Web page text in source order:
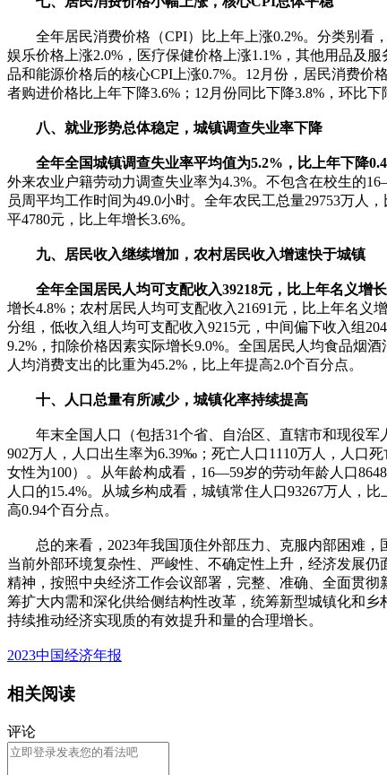
全年居民消费价格（CPI）比上年上涨0.2%。分类别看，
娱乐价格上涨2.0%，医疗保健价格上涨1.1%，其他用品及
品和能源价格后的核心CPI上涨0.7%。12月份，居民消费价
者购进价格比上年下降3.6%；12月份同比下降3.8%，环比下
八、就业形势总体稳定，城镇调查失业率下降
全年全国城镇调查失业率平均值为5.2%，比上年下降0.4
外来农业户籍劳动力调查失业率为4.3%。不包含在校生的
员周平均工作时间为49.0小时。全年农民工总量29753万人
平4780元，比上年增长3.6%。
九、居民收入继续增加，农村居民收入增速快于城镇
全年全国居民人均可支配收入39218元，比上年名义增
增长4.8%；农村居民人均可支配收入21691元，比上年名义
分组，低收入组人均可支配收入9215元，中间偏下收入组
9.2%，扣除价格因素实际增长9.0%。全国居民人均食品烟
人均消费支出的比重为45.2%，比上年提高2.0个百分点。
十、人口总量有所减少，城镇化率持续提高
年末全国人口（包括31个省、自治区、直辖市和现役军
902万人，人口出生率为6.39‰；死亡人口1110万人，人口
女性为100）。从年龄构成看，16—59岁的劳动年龄人口
人口的15.4%。从城乡构成看，城镇常住人口93267万人，
高0.94个百分点。
总的来看，2023年我国顶住外部压力、克服内部困难，
当前外部环境复杂性、严峻性、不确定性上升，经济发展
精神，按照中央经济工作会议部署，完整、准确、全面贯
筹扩大内需和深化供给侧结构性改革，统筹新型城镇化和乡
持续推动经济实现质的有效提升和量的合理增长。
2023中国经济年报
相关阅读
评论